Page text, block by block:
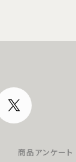
商品アンケート